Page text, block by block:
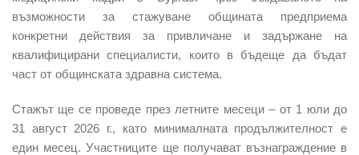
възможности за стажуване общината предприема
конкретни действия за привличане и задържане на
квалифицирани специалисти, които в бъдеще да бъдат
част от общинската здравна система.
Стажът ще се проведе през летните месеци – от 1 юли до
31 август 2026 г., като минималната продължителност е
един месец. Участниците ще получават възнаграждение в